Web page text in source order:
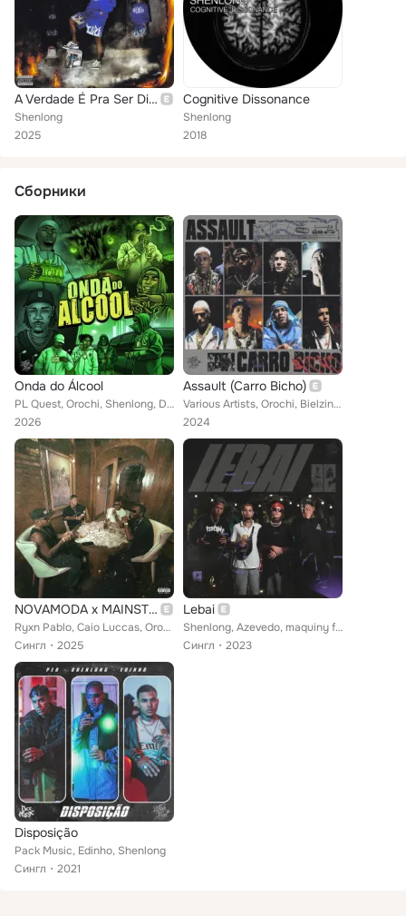
A Verdade É Pra Ser Dita
Shenlong
2025
Cognitive Dissonance
Shenlong
2018
Сборники
Onda do Álcool
PL Quest, Orochi, Shenlong, DUNDUM NTS feat. MUC4
2026
Assault (Carro Bicho)
Various Artists, Orochi, Bielzin, Chefin, Shenlong, Mc Poze do Rodo, Mvk, Leviano, Portugal no Beat, Mc Filhão, Mainstreet
2024
NOVAMODA x MAINSTREET
Ryxn Pablo, Caio Luccas, Orochi feat. Shenlong, DiCastro, Brian Arimura, RUXN
Сингл
2025
Lebai
Shenlong, Azevedo, maquiny feat. RUXN
Сингл
2023
Disposição
Pack Music, Edinho, Shenlong
Сингл
2021